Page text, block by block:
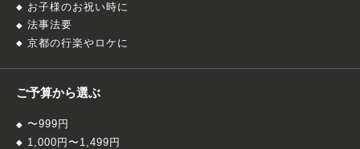
お子様のお祝い時に
法事法要
京都の行楽やロケに
ご予算から選ぶ
〜999円
1,000円〜1,499円